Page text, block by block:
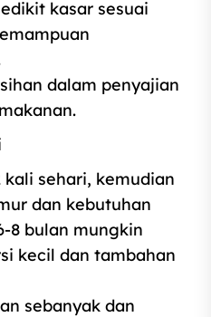
kasar sesuai
dalam penyajian
kali sehari, kemudian
dan kebutuhan
bulan mungkin
kecil dan tambahan
sebanyak dan